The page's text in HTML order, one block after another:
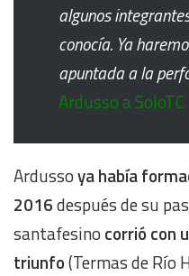
algunos
conocía. Ya
apuntada a la
Ardusso a SoloTC
Ardussoya había
2016después de su
santafesino corrió con
triunfo(Termas de Río